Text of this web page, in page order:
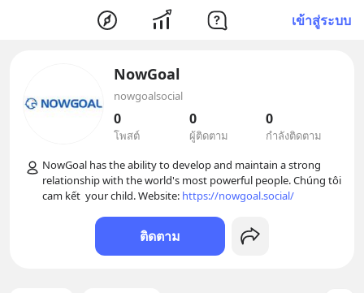
เข้าสู่ระบบ
NowGoal
nowgoalsocial
0
โพสต์
0
ผู้ติดตาม
0
กำลังติดตาม
NowGoal has the ability to develop and maintain a strong
relationship with the world's most powerful people. Chúng tôi
cam kết  your child. Website: https://nowgoal.social/
ติดตาม